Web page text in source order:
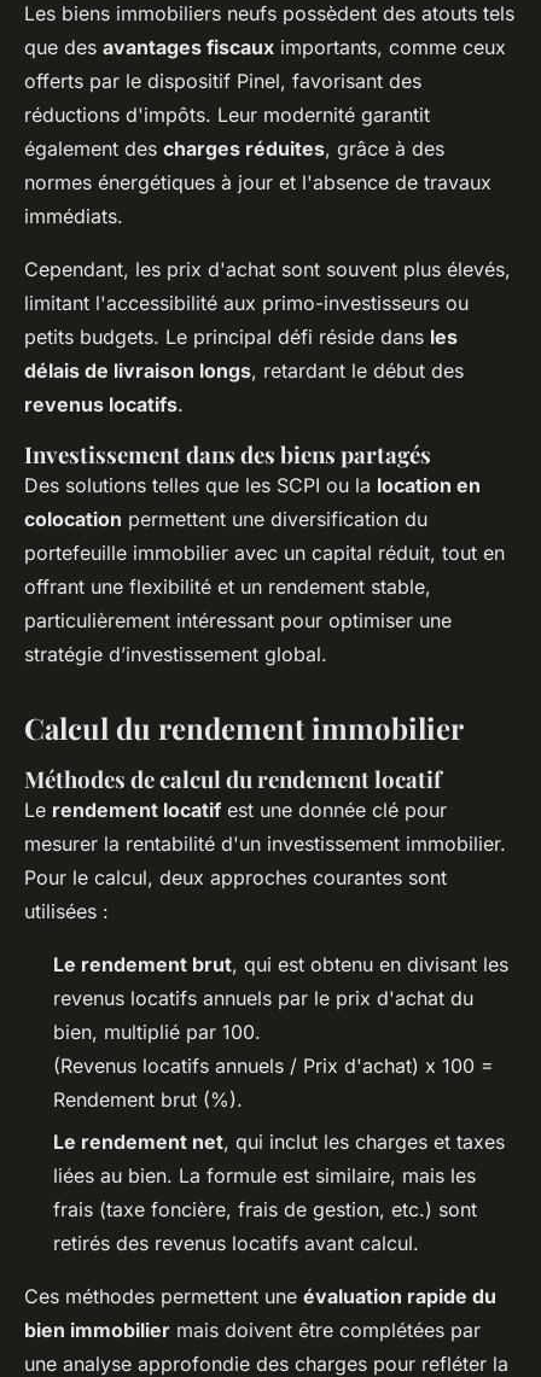
Les biens immobiliers neufs possèdent des atouts tels
que des avantages fiscaux importants, comme ceux
offerts par le dispositif Pinel, favorisant des
réductions d'impôts. Leur modernité garantit
également des charges réduites, grâce à des
normes énergétiques à jour et l'absence de travaux
immédiats.
Cependant, les prix d'achat sont souvent plus élevés,
limitant l'accessibilité aux primo-investisseurs ou
petits budgets. Le principal défi réside dans les
délais de livraison longs, retardant le début des
revenus locatifs.
Investissement dans des biens partagés
Des solutions telles que les SCPI ou la location en
colocation permettent une diversification du
portefeuille immobilier avec un capital réduit, tout en
offrant une flexibilité et un rendement stable,
particulièrement intéressant pour optimiser une
stratégie d’investissement global.
Calcul du rendement immobilier
Méthodes de calcul du rendement locatif
Le rendement locatif est une donnée clé pour
mesurer la rentabilité d'un investissement immobilier.
Pour le calcul, deux approches courantes sont
utilisées :
Le rendement brut, qui est obtenu en divisant les
revenus locatifs annuels par le prix d'achat du
bien, multiplié par 100.
(Revenus locatifs annuels / Prix d'achat) x 100 =
Rendement brut (%).
Le rendement net, qui inclut les charges et taxes
liées au bien. La formule est similaire, mais les
frais (taxe foncière, frais de gestion, etc.) sont
retirés des revenus locatifs avant calcul.
Ces méthodes permettent une évaluation rapide du
bien immobilier mais doivent être complétées par
une analyse approfondie des charges pour refléter la